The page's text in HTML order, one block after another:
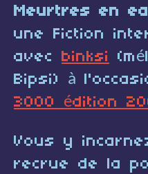
Meurtres en
une Fiction
avec binksi
Bipsi) à
3000 édition
Vous y
recrue de la